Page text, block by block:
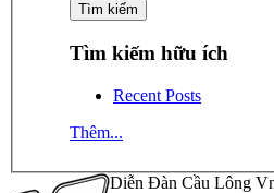
Tìm kiếm hữu ích
Recent Posts
Thêm...
Diễn Đàn Cầu Lông